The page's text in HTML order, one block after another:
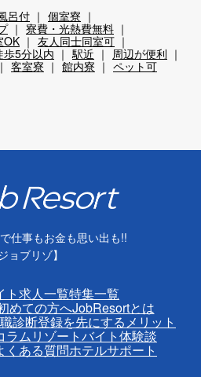
呂付
個室寮
寮費・光熱費無料
OK
友人同士同室可
5分以内 駅近
周辺が便利
客室寮 館内寮 ペット可
仕事もお金も思い出も!!
ョブリゾ】
ト求人一覧特集一覧
めての方へJobResortとは
診断登録を先にするメリット
ラムリゾートバイト体験談
くある質問ホテルサポート